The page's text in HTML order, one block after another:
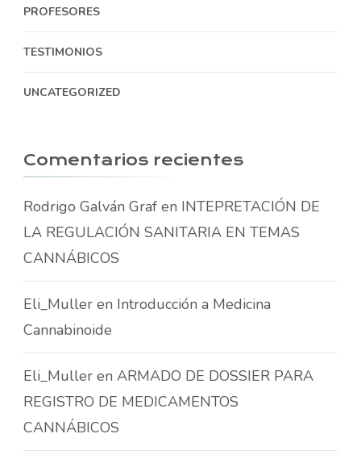
PROFESORES
TESTIMONIOS
UNCATEGORIZED
Comentarios recientes
Rodrigo Galván Graf en INTEPRETACIÓN DE
LA REGULACIÓN SANITARIA EN TEMAS
CANNÁBICOS
Eli_Muller en Introducción a Medicina
Cannabinoide
Eli_Muller en ARMADO DE DOSSIER PARA
REGISTRO DE MEDICAMENTOS
CANNÁBICOS